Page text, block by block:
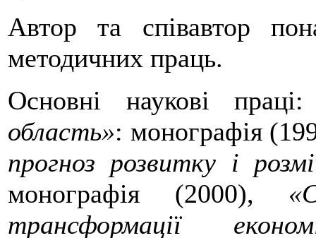
Автор та співавтор
методичних праць.
Основні наукові
область»: монографія
прогноз розвитку і
монографія (2000),
трансформації